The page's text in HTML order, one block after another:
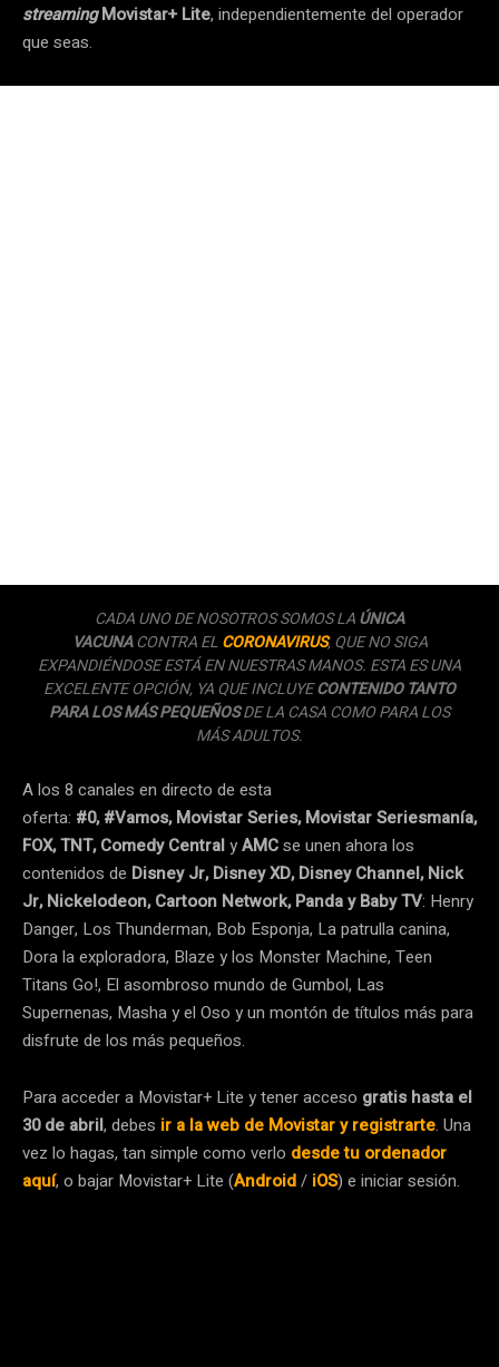
streamingMovistar+ Lite, independientemente del operador
que seas.
CADA UNO DE NOSOTROS SOMOS LAÚNICA
VACUNACONTRA ELCORONAVIRUS, QUE NO SIGA
EXPANDIÉNDOSE ESTÁ EN NUESTRAS MANOS. ESTA ES UNA
EXCELENTE OPCIÓN, YA QUE INCLUYECONTENIDO TANTO
PARA LOS MÁS PEQUEÑOSDE LA CASA COMO PARA LOS
MÁS ADULTOS.
A los 8 canales en directo de esta
oferta: #0, #Vamos, Movistar Series, Movistar Seriesmanía,
FOX, TNT, Comedy CentralyAMCse unen ahora los
contenidos de Disney Jr, Disney XD, Disney Channel, Nick
Jr, Nickelodeon, Cartoon Network, Panda y Baby TV: Henry
Danger, Los Thunderman, Bob Esponja, La patrulla canina,
Dora la exploradora, Blaze y los Monster Machine, Teen
Titans Go!, El asombroso mundo de Gumbol, Las
Supernenas, Masha y el Oso y un montón de títulos más para
disfrute de los más pequeños.
Para acceder a Movistar+ Lite y tener acceso gratis hasta el
30 de abril, debes ir a la web de Movistar y registrarte. Una
vez lo hagas, tan simple como verlo desde tu ordenador
aquí, o bajar Movistar+ Lite (Android/ iOS) e iniciar sesión.